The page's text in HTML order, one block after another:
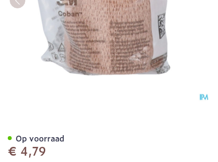
€ 4,79
Op voorraad